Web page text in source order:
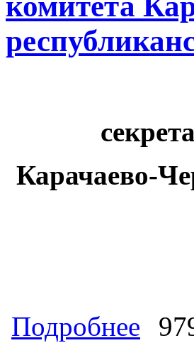
Карачаево-
Подробнее о СПИСОК